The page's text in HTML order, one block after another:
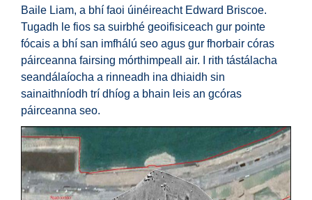
Baile Liam, a bhí faoi úinéireacht Edward Briscoe.
Tugadh le fios sa suirbhé geoifisiceach gur pointe
fócais a bhí san imfhálú seo agus gur fhorbair córas
páirceanna fairsing mórthimpeall air. I rith tástálacha
seandálaíocha a rinneadh ina dhiaidh sin
sainaithníodh trí dhíog a bhain leis an gcóras
páirceanna seo.